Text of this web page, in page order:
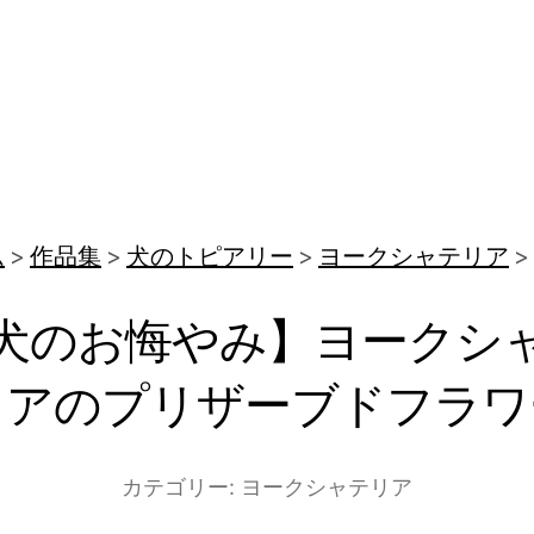
作品集 犬のトピアリー ヨークシャテリア
のお悔やみ】ヨークシ
のプリザーブドフラ
カテゴリー: ヨークシャテリア